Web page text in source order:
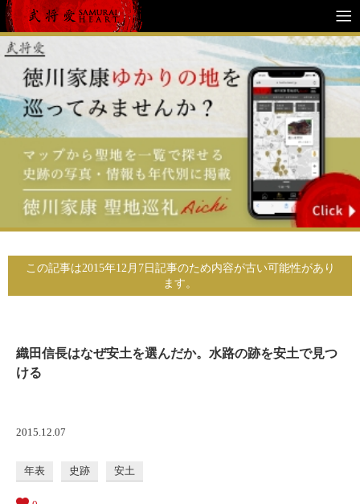
この記事は2015年12月7日記事のため内容が古い可能性があり
ます。
織田信長はなぜ安土を選んだか。水路の跡を安土で見つ
ける
2015.12.07
年表 史跡 安土